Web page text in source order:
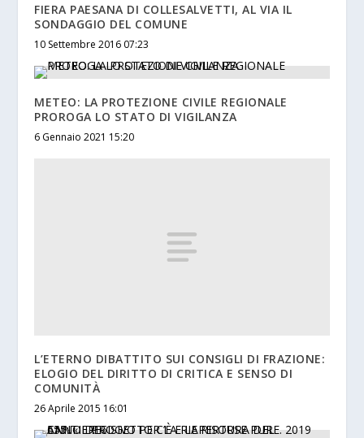
FIERA PAESANA DI COLLESALVETTI, AL VIA IL
SONDAGGIO DEL COMUNE
10 Settembre 2016 07:23
METEO: LA PROTEZIONE CIVILE REGIONALE
PROROGA LO STATO DI VIGILANZA
6 Gennaio 2021 15:20
L’ETERNO DIBATTITO SUI CONSIGLI DI FRAZIONE:
ELOGIO DEL DIRITTO DI CRITICA E SENSO DI
COMUNITÀ
26 Aprile 2015 16:01